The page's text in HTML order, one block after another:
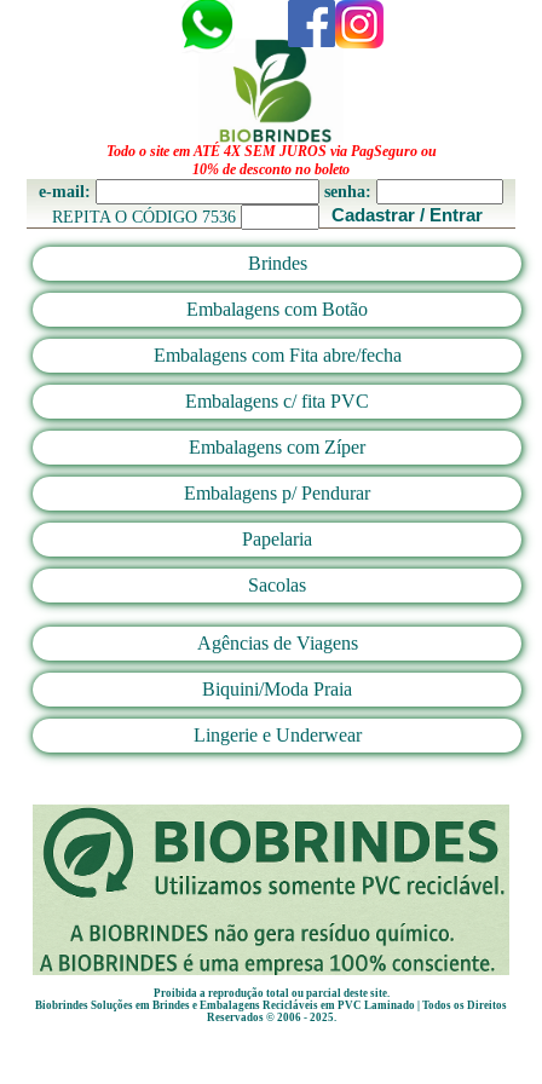
Todo o site em ATÉ 4X SEM JUROS via PagSeguro ou
10% de desconto no boleto
e-mail:
senha:
REPITA O CÓDIGO 7536
Cadastrar / Entrar
Brindes
Embalagens com Botão
Embalagens com Fita abre/fecha
Embalagens c/ fita PVC
Embalagens com Zíper
Embalagens p/ Pendurar
Papelaria
Sacolas
Agências de Viagens
Biquini/Moda Praia
Lingerie e Underwear
Proibida a reprodução total ou parcial deste site.
Biobrindes Soluções em Brindes e Embalagens Recicláveis em PVC Laminado | Todos os Direitos
Reservados © 2006 - 2025.